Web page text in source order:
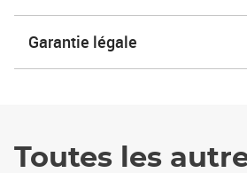
Garantie légale
Toutes les